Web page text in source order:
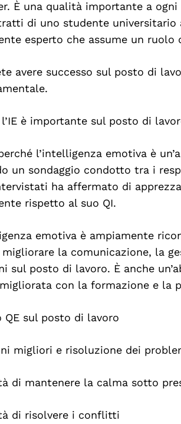
È una qualità importante a
di uno studente
esperto che assume un ruolo
avere successo sul posto di
l’IE è importante sul posto di
l’intelligenza emotiva è
un sondaggio condotto tra i
ha affermato di
rispetto al suo QI.
emotiva è ampiamente
la comunicazione, la
sul posto di lavoro. È anche
con la formazione e la
QE sul posto di lavoro
migliori e risoluzione dei
di mantenere la calma sotto
di risolvere i conflitti